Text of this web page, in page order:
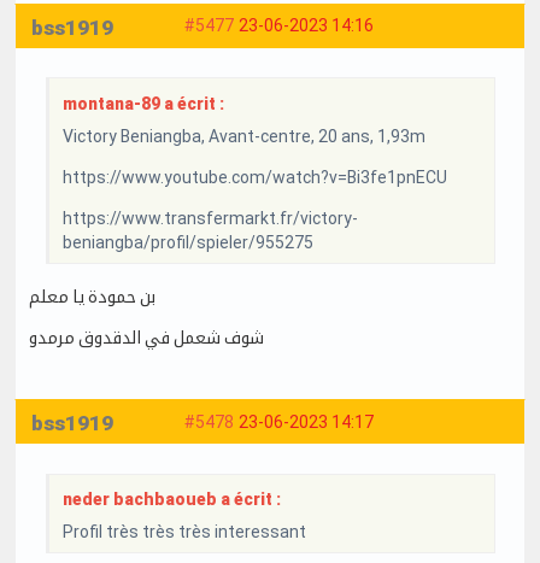
#5477 23-06-2023 14:16
bss1919
montana-89 a écrit :
Victory Beniangba, Avant-centre, 20 ans, 1,93m
https://www.youtube.com/watch?v=Bi3fe1pnECU
https://www.transfermarkt.fr/victory-
beniangba/profil/spieler/955275
بن حمودة يا معلم
شوف شعمل في الدقدوق مرمدو
#5478 23-06-2023 14:17
bss1919
neder bachbaoueb a écrit :
Profil très très très interessant